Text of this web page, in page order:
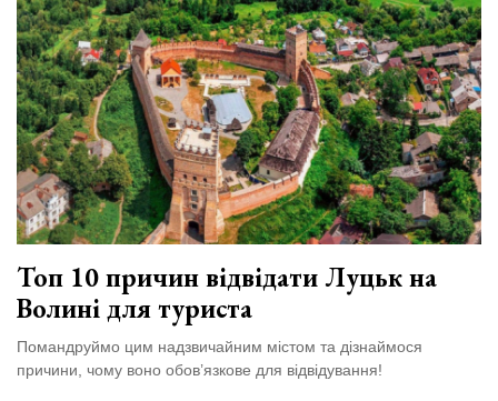
Топ 10 причин відвідати Луцьк на
Волині для туриста
Помандруймо цим надзвичайним містом та дізнаймося
причини, чому воно обов’язкове для відвідування!